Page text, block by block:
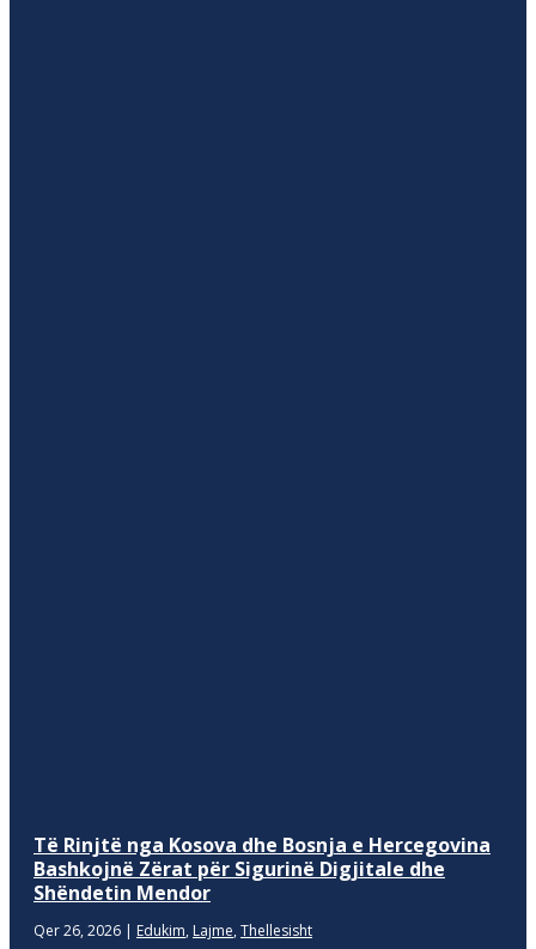
Të Rinjtë nga Kosova dhe Bosnja e Hercegovina
Bashkojnë Zërat për Sigurinë Digjitale dhe
Shëndetin Mendor
Qer 26, 2026 | Edukim, Lajme, Thellesisht